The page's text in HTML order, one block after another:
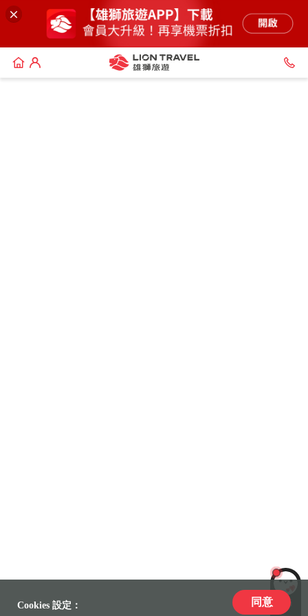
LiLi
Cookies 設定： 同意